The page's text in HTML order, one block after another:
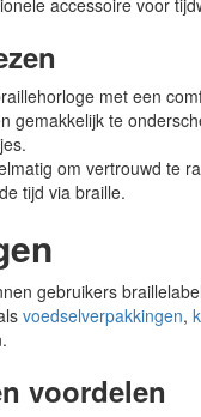
accessoire voor
met een
gemakkelijk te
om vertrouwd te
tijd via braille.
gebruikers
voedselverpakkingen,
voordelen